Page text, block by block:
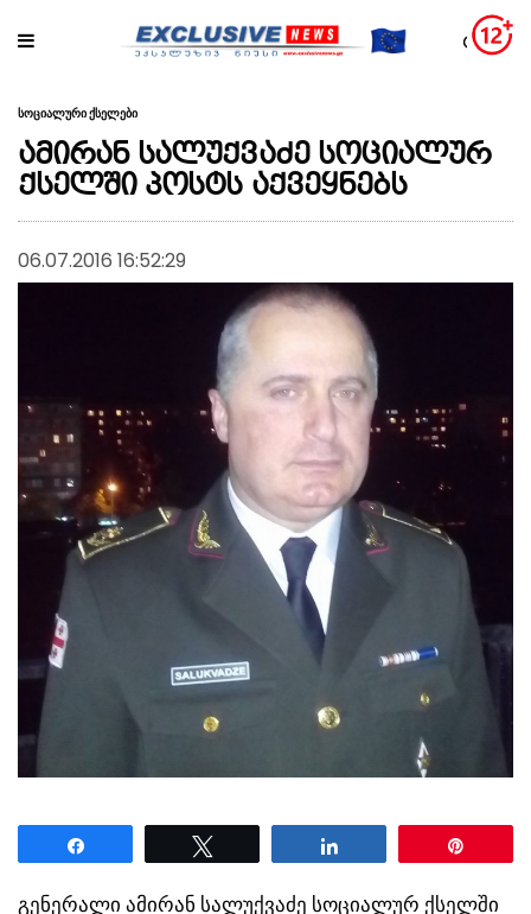
სოციალური ქსელები
ამირან სალუქვაძე სოციალურ
ქსელში პოსტს აქვეყნებს
06.07.2016 16:52:29
გენერალი ამირან სალუქვაძე სოციალურ ქსელში